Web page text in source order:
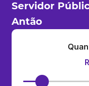
Servidor
Antão